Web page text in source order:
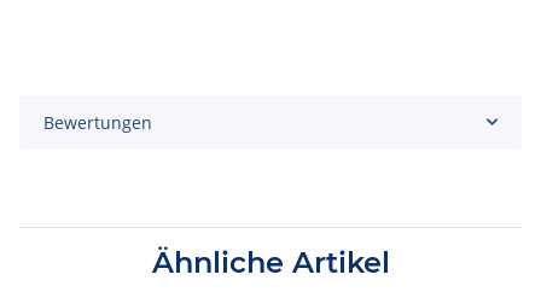
Bewertungen
Ähnliche Artikel